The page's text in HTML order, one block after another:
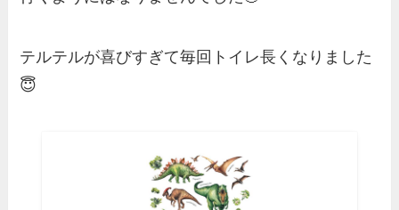
テルテルが喜びすぎて毎回トイレ長くなりました
😇